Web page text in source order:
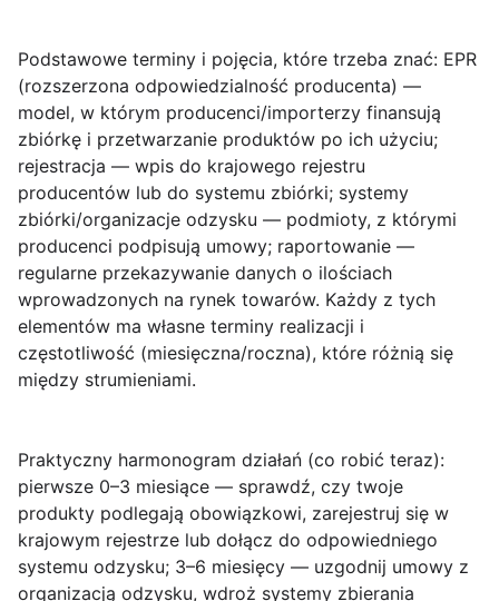
Podstawowe terminy i pojęcia, które trzeba znać: EPR
(rozszerzona odpowiedzialność producenta) —
model, w którym producenci/importerzy finansują
zbiórkę i przetwarzanie produktów po ich użyciu;
rejestracja — wpis do krajowego rejestru
producentów lub do systemu zbiórki; systemy
zbiórki/organizacje odzysku — podmioty, z którymi
producenci podpisują umowy; raportowanie —
regularne przekazywanie danych o ilościach
wprowadzonych na rynek towarów. Każdy z tych
elementów ma własne terminy realizacji i
częstotliwość (miesięczna/roczna), które różnią się
między strumieniami.
Praktyczny harmonogram działań (co robić teraz):
pierwsze 0–3 miesiące — sprawdź, czy twoje
produkty podlegają obowiązkowi, zarejestruj się w
krajowym rejestrze lub dołącz do odpowiedniego
systemu odzysku; 3–6 miesięcy — uzgodnij umowy z
organizacją odzysku, wdroż systemy zbierania